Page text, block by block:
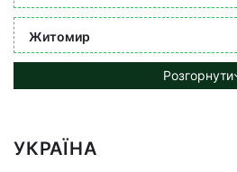
Житомир
Розгорнути
УКРАЇНА